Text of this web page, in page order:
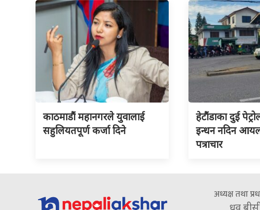
काठमाडौं महानगरले युवालाई
सहुलियतपूर्ण कर्जा दिने
हेटौंडाका दुई
इन्धन नदिन
पत्राचार
अध्यक्ष तथा